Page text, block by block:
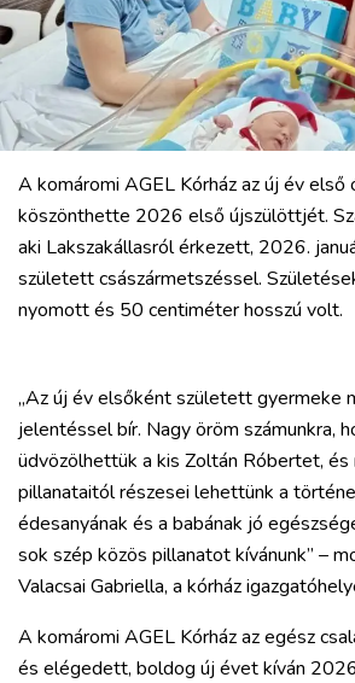
A komáromi AGEL Kórház az új év első
köszönthette 2026 első újszülöttjét.
aki Lakszakállasról érkezett, 2026.
született császármetszéssel.
nyomott és 50 centiméter hosszú volt.
„Az új év elsőként született gyermeke
jelentéssel bír. Nagy öröm számunkra,
üdvözölhettük a kis Zoltán Róbertet,
pillanataitól részesei lehettünk a
édesanyának és a babának jó
sok szép közös pillanatot kívánunk” –
Valacsai Gabriella, a kórház
A komáromi AGEL Kórház az egész
és elégedett, boldog új évet kíván